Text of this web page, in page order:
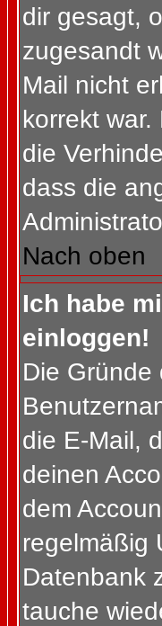
dir gesagt,
zugesandt
Mail nicht
korrekt
die
dass die
Nach oben
Ich habe
einloggen!
Die
die E-Mail,
deinen
dem
regelmäßig
Datenbank
tauche